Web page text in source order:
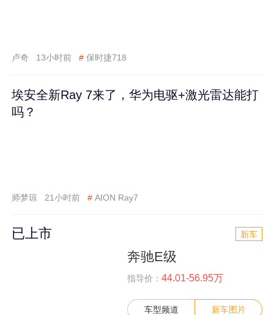
卢奇 13小时前 # 保时捷718
埃安全新Ray 7来了，华为电驱+激光雷达能打
吗？
师梦琼 21小时前 # AION Ray7
已上市 新车
奔驰E级
指导价： 44.01-56.95万
车型频道 新车图片